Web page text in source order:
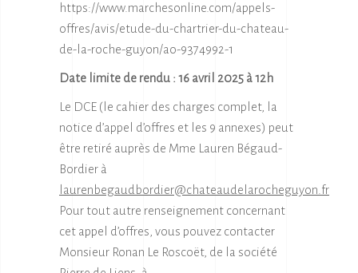
https://www.marchesonline.com/appels-
offres/avis/etude-du-chartrier-du-chateau-
de-la-roche-guyon/ao-9374992-1
Date limite de rendu : 16 avril 2025 à 12h
Le DCE (le cahier des charges complet, la
notice d’appel d’offres et les 9 annexes) peut
être retiré auprès de Mme Lauren Bégaud-
Bordier à
laurenbegaudbordier@chateaudelarocheguyon.fr
Pour tout autre renseignement concernant
cet appel d’offres, vous pouvez contacter
Monsieur Ronan Le Roscoët, de la société